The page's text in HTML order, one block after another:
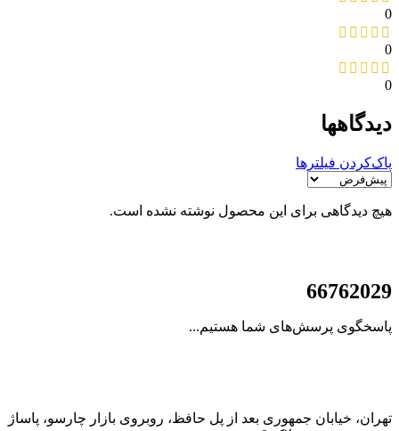
0
0
0
دیدگاهها
پاک‌کردن فیلترها
هیچ دیدگاهی برای این محصول نوشته نشده است.
66762029
پاسخگوی پرسش‌های شما هستیم...
تهران، خیابان جمهوری بعد از پل حافظ، روبروی بازار چارسو، پاساژ